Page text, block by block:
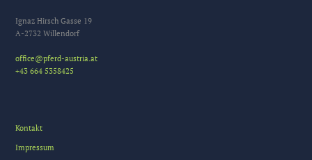
Ignaz Hirsch Gasse 19
A-2732 Willendorf
office@pferd-austria.at
+43 664 5358425
Kontakt
Impressum